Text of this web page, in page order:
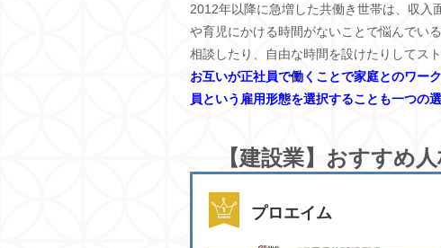
2012年以降に急増した共働き世帯は、収
や育児にかける時間がないことで悩んでい
相談したり、自由な時間を設けたりしてス
お互いが正社員で働くことで家庭とのワー
員という雇用形態を選択することも一つの
【建設業】おすすめ
プロエイム